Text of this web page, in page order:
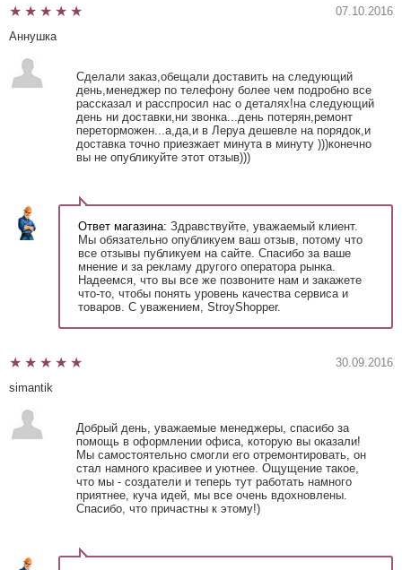
Аннушка
07.10.2016
Сделали заказ,обещали доставить на следующий
день,менеджер по телефону более чем подробно все
рассказал и расспросил нас о деталях!на следующий
день ни доставки,ни звонка...день потерян,ремонт
переторможен...а,да,и в Леруа дешевле на порядок,и
доставка точно приезжает минута в минуту )))конечно
вы не опубликуйте этот отзыв)))
Ответ магазина: Здравствуйте, уважаемый клиент.
Мы обязательно опубликуем ваш отзыв, потому что
все отзывы публикуем на сайте. Спасибо за ваше
мнение и за рекламу другого оператора рынка.
Надеемся, что вы все же позвоните нам и закажете
что-то, чтобы понять уровень качества сервиса и
товаров. С уважением, StroyShopper.
simantik
30.09.2016
Добрый день, уважаемые менеджеры, спасибо за
помощь в оформлении офиса, которую вы оказали!
Мы самостоятельно смогли его отремонтировать, он
стал намного красивее и уютнее. Ощущение такое,
что мы - создатели и теперь тут работать намного
приятнее, куча идей, мы все очень вдохновлены.
Спасибо, что причастны к этому!)